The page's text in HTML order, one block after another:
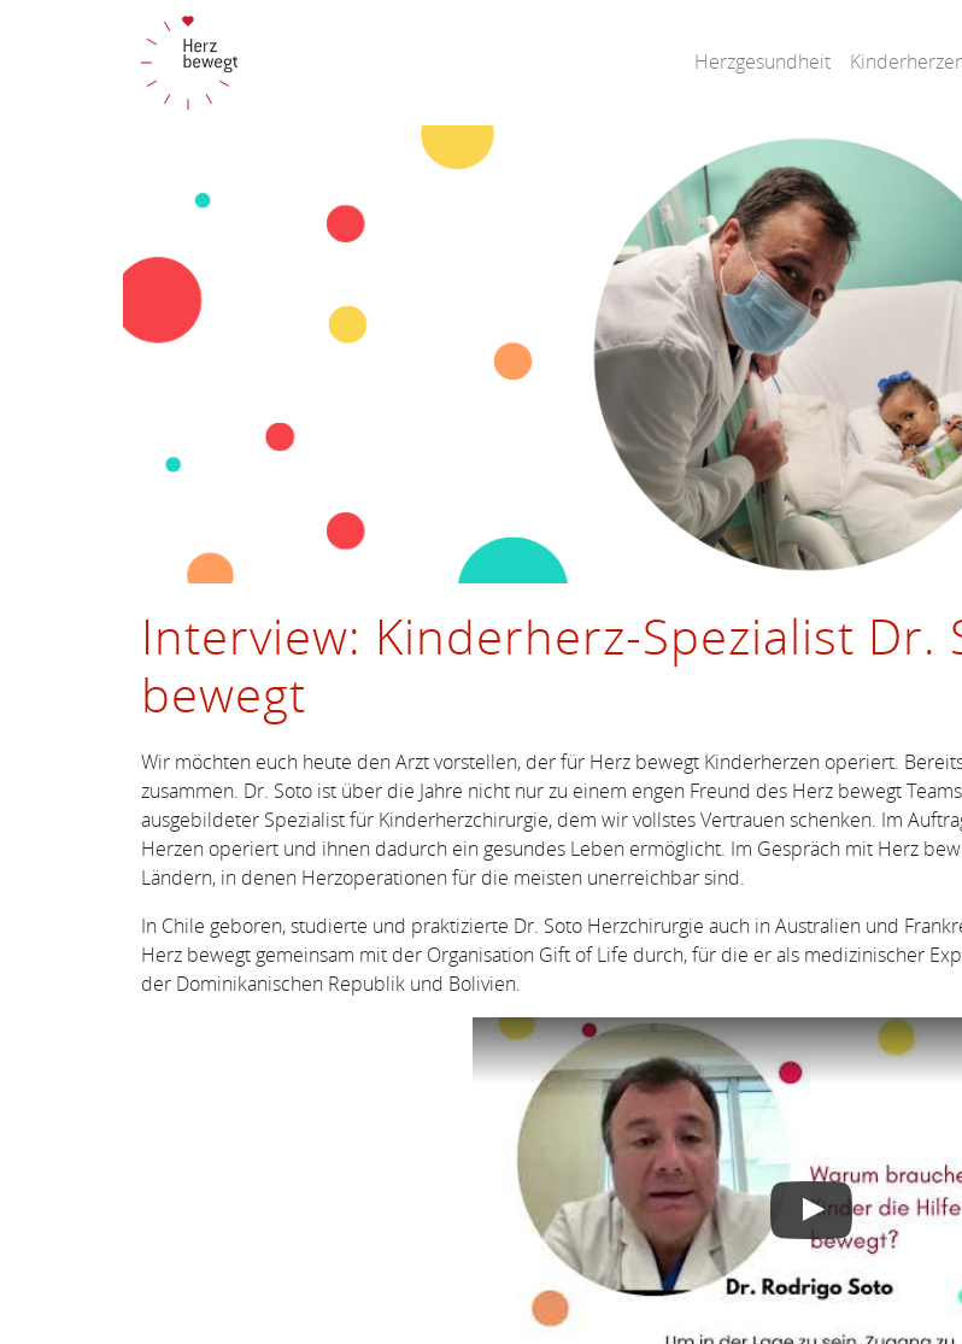
Herzgesundheit
Interview: Kinderherz-Spezialist
bewegt
Wir möchten euch heute den Arzt vorstellen, der für Herz bewegt Kinderherzen operiert.
zusammen. Dr. Soto ist über die Jahre nicht nur zu einem engen Freund des Herz bewegt
ausgebildeter Spezialist für Kinderherzchirurgie, dem wir vollstes Vertrauen schenken. Im
Herzen operiert und ihnen dadurch ein gesundes Leben ermöglicht. Im Gespräch mit Herz
Ländern, in denen Herzoperationen für die meisten unerreichbar sind.
In Chile geboren, studierte und praktizierte Dr. Soto Herzchirurgie auch in Australien und
Herz bewegt gemeinsam mit der Organisation Gift of Life durch, für die er als medizinischer
der Dominikanischen Republik und Bolivien.